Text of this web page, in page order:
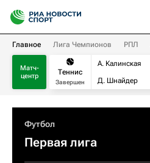
Главное Лига Чемпионов РПЛ
Матч-
центр
Теннис
Завершен
А. Калинская
Д. Шнайдер
Футбол
Первая лига